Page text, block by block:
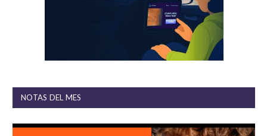
NOTAS DEL MES